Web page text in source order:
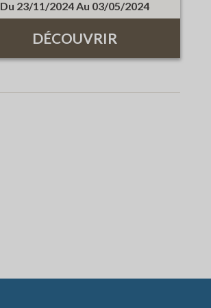
Du 23/11/2024 Au 03/05/2024
DÉCOUVRIR